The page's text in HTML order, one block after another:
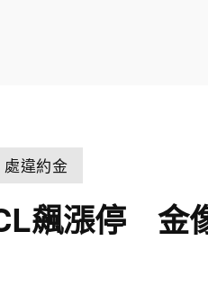
違約金
飆漲停 金